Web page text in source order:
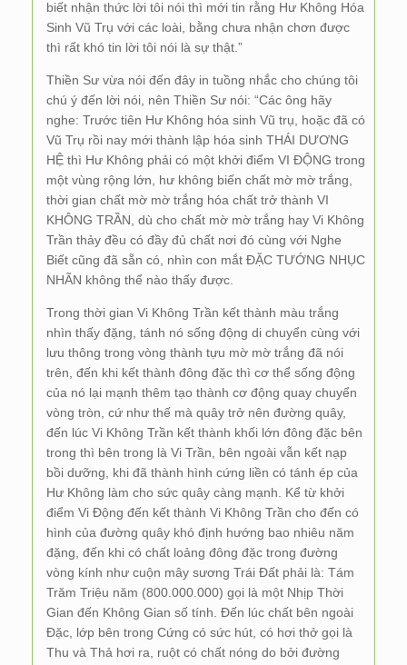
biết nhận thức lời tôi nói thì mới tin rằng Hư Không Hóa
Sinh Vũ Trụ với các loài, bằng chưa nhận chơn được
thì rất khó tin lời tôi nói là sự thật.”
Thiền Sư vừa nói đến đây in tuồng nhắc cho chúng tôi
chú ý đến lời nói, nên Thiền Sư nói: “Các ông hãy
nghe: Trước tiên Hư Không hóa sinh Vũ trụ, hoặc đã có
Vũ Trụ rồi nay mới thành lập hóa sinh THÁI DƯƠNG
HỆ thì Hư Không phải có một khởi điểm VI ĐỘNG trong
một vùng rộng lớn, hư không biến chất mờ mờ trắng,
thời gian chất mờ mờ trắng hóa chất trở thành VI
KHÔNG TRẦN, dù cho chất mờ mờ trắng hay Vi Không
Trần thảy đều có đầy đủ chất nơi đó cùng với Nghe
Biết cũng đã sẵn có, nhìn con mắt ĐẶC TƯỚNG NHỤC
NHÃN không thể nào thấy được.
Trong thời gian Vi Không Trần kết thành màu trắng
nhìn thấy đặng, tánh nó sống động di chuyển cùng với
lưu thông trong vòng thành tựu mờ mờ trắng đã nói
trên, đến khi kết thành đông đặc thì cơ thể sống động
của nó lại mạnh thêm tạo thành cơ động quay chuyển
vòng tròn, cứ như thế mà quây trở nên đường quây,
đến lúc Vi Không Trần kết thành khối lớn đông đặc bên
trong thì bên trong là Vi Trần, bên ngoài vẫn kết nạp
bồi dưỡng, khi đã thành hình cứng liền có tánh ép của
Hư Không làm cho sức quây càng mạnh. Kể từ khởi
điểm Vi Động đến kết thành Vi Không Trần cho đến có
hình của đường quây khó định hướng bao nhiêu năm
đặng, đến khi có chất loảng đông đặc trong đường
vòng kính như cuộn mây sương Trái Đất phải là: Tám
Trăm Triệu năm (800.000.000) gọi là một Nhịp Thời
Gian đến Không Gian số tính. Đến lúc chất bên ngoài
Đặc, lớp bên trong Cứng có sức hút, có hơi thở gọi là
Thu và Thả hơi ra, ruột có chất nóng do bởi đường